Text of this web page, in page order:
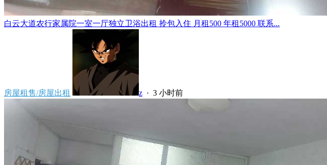
白云大道农行家属院一室一厅独立卫浴出租 拎包入住 月租500 年租5000 联系...
房屋租售/房屋出租 z · 3 小时前